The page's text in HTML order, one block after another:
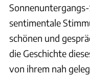
sentimentale
schönen und
die Geschichte
von ihrem nah